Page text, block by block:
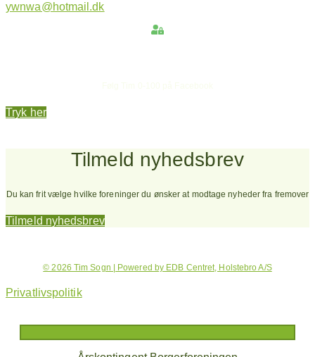
ywnwa@hotmail.dk
Tryk her
Tilmeld nyhedsbrev
Du kan frit vælge hvilke foreninger du ønsker at modtage nyheder fra fremover
Tilmeld nyhedsbrev
© 2026 Tim Sogn | Powered by EDB Centret, Holstebro A/S
Privatlivspolitik